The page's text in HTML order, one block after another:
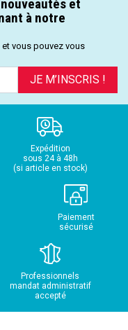
et
à notre
et vous pouvez vous
JE M’INSCRIS !
Expédition
sous 24 à 48h
(si article en stock)
Paiement
sécurisé
Professionnels
mandat administratif
accepté